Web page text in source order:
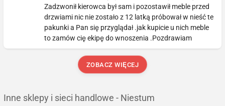
Zadzwonił kierowca był sam i pozostawił meble przed
drzwiami nic nie zostało z 12 latką próbował w nieść te
pakunki a Pan się przyglądał .jak kupicie u nich meble
to zamów cię ekipę do wnoszenia .Pozdrawiam
ZOBACZ WIĘCEJ
Inne sklepy i sieci handlowe - Niestum